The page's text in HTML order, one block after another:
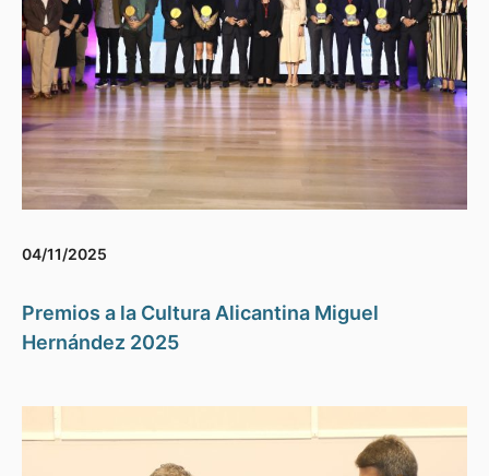
04/11/2025
Premios a la Cultura Alicantina Miguel
Hernández 2025